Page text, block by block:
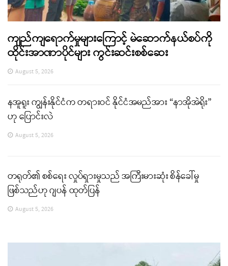
ကျည်ကျရောက်မှုများကြောင့် မဲဆောက်နယ်စပ်ကို
ထိုင်းအာဏာပိုင်များ ကွင်းဆင်းစစ်ဆေး
August 5, 2026
နအူရူး ကျွန်းနိုင်ငံက တရားဝင် နိုင်ငံအမည်အား “နာအိုအဲရိုး”
ဟု ပြောင်းလဲ
August 5, 2026
တရုတ်၏ စစ်ရေး လှုပ်ရှားမှုသည် အကြီးမားဆုံး စိန်ခေါ်မှု
ဖြစ်သည်ဟု ဂျပန် ထုတ်ပြန်
August 5, 2026